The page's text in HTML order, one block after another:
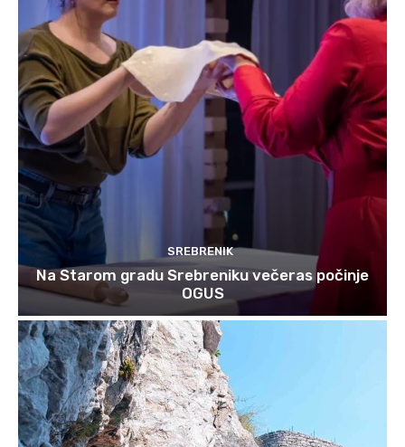
SREBRENIK
Na Starom gradu Srebreniku večeras počinje
OGUS